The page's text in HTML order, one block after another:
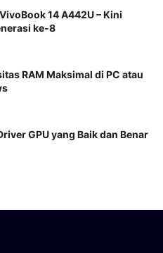
14 A442U – Kini
ke-8
RAM Maksimal di PC atau
GPU yang Baik dan Benar